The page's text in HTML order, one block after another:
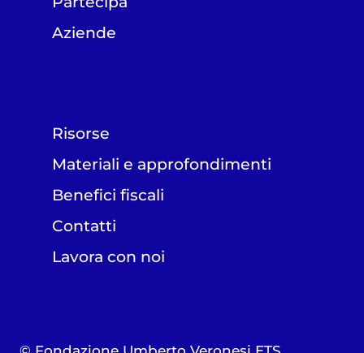
Aziende
Risorse
Materiali e approfondimenti
Benefici fiscali
Contatti
Lavora con noi